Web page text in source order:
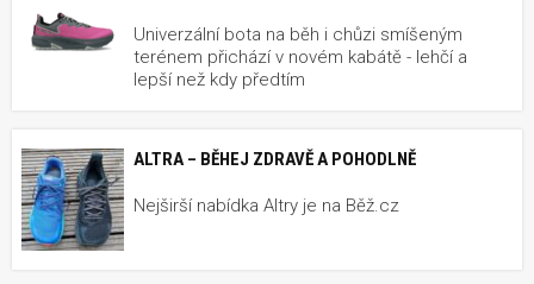
Univerzální bota na běh i chůzi smíšeným
terénem přichází v novém kabátě - lehčí a
lepší než kdy předtím
ALTRA – BĚHEJ ZDRAVĚ A POHODLNĚ
Nejširší nabídka Altry je na Běž.cz